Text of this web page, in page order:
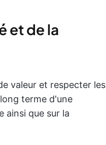
et de la
valeur et respecter les
terme d'une
ainsi que sur la